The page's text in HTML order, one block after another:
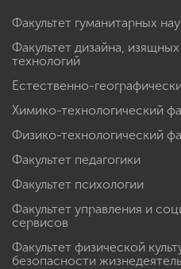
Факультет гуманитарных
Факультет дизайна,
технологий
Естественно-
Химико-технологический
Физико-технологический
Факультет педагогики
Факультет психологии
Факультет управления и
сервисов
Факультет физической
безопасности